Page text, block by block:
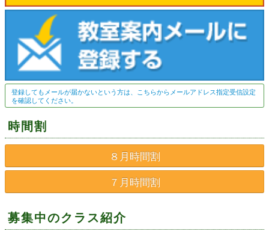
登録してもメールが届かないという方は、こちらからメールアドレス指定受信設定
を確認してください。
時間割
８月時間割
７月時間割
募集中のクラス紹介